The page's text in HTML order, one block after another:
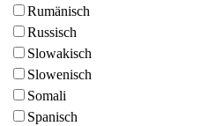
Rumänisch
Russisch
Slowakisch
Slowenisch
Somali
Spanisch